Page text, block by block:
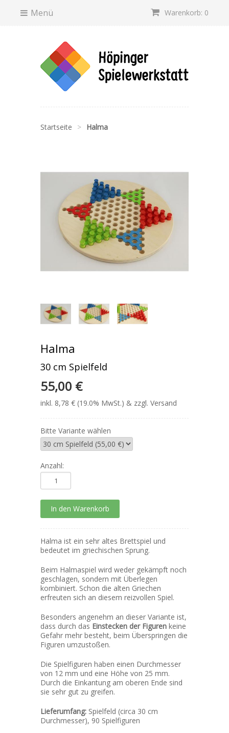
Warenkorb: 0
Menü
Startseite > Halma
Halma
30 cm Spielfeld
55,00 €
inkl. 8,78 € (19.0% MwSt.) & zzgl. Versand
Bitte Variante wählen
Anzahl:
Halma ist ein sehr altes Brettspiel und
bedeutet im griechischen Sprung.
Beim Halmaspiel wird weder gekämpft noch
geschlagen, sondern mit Überlegen
kombiniert. Schon die alten Griechen
erfreuten sich an diesem reizvollen Spiel.
Besonders angenehm an dieser Variante ist,
dass durch das Einstecken der Figuren keine
Gefahr mehr besteht, beim Überspringen die
Figuren umzustoßen.
Die Spielfiguren haben einen Durchmesser
von 12 mm und eine Höhe von 25 mm.
Durch die Einkantung am oberen Ende sind
sie sehr gut zu greifen.
Lieferumfang: Spielfeld (circa 30 cm
Durchmesser), 90 Spielfiguren